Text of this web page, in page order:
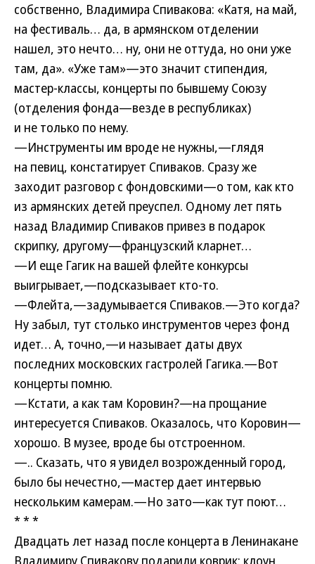
собственно, Владимира Спивакова: «Катя, на май,
на фестиваль… да, в армянском отделении
нашел, это нечто… ну, они не оттуда, но они уже
там, да». «Уже там»—это значит стипендия,
мастер-классы, концерты по бывшему Союзу
(отделения фонда—везде в республиках)
и не только по нему.
—Инструменты им вроде не нужны,—глядя
на певиц, констатирует Спиваков. Сразу же
заходит разговор с фондовскими—о том, как кто
из армянских детей преуспел. Одному лет пять
назад Владимир Спиваков привез в подарок
скрипку, другому—французский кларнет…
—И еще Гагик на вашей флейте конкурсы
выигрывает,—подсказывает кто-то.
—Флейта,—задумывается Спиваков.—Это когда?
Ну забыл, тут столько инструментов через фонд
идет… А, точно,—и называет даты двух
последних московских гастролей Гагика.—Вот
концерты помню.
—Кстати, а как там Коровин?—на прощание
интересуется Спиваков. Оказалось, что Коровин—
хорошо. В музее, вроде бы отстроенном.
—.. Сказать, что я увидел возрожденный город,
было бы нечестно,—мастер дает интервью
нескольким камерам.—Но зато—как тут поют…
* * *
Двадцать лет назад после концерта в Ленинакане
Владимиру Спивакову подарили коврик: клоун,